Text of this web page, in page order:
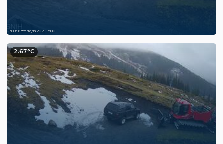
30 листопада 2025 13:00
2.67°C